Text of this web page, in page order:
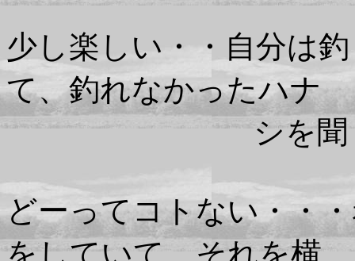
少し楽しい・・自分は
て、釣れなかったハナ
シを聞 く
どーってコトない・・
をしていて、それを横